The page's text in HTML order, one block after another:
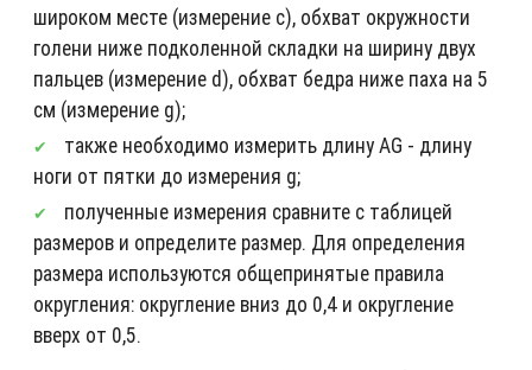
широком месте (измерение c), обхват окружности
голени ниже подколенной складки на ширину двух
пальцев (измерение d), обхват бедра ниже паха на 5
см (измерение g);
также необходимо измерить длину AG - длину
ноги от пятки до измерения g;
полученные измерения сравните с таблицей
размеров и определите размер. Для определения
размера используются общепринятые правила
округления: округление вниз до 0,4 и округление
вверх от 0,5.